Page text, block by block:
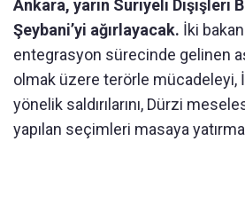
Ankara, yarın Suriyeli Dışişleri
Şeybani’yi ağırlayacak. İki
entegrasyon sürecinde gelinen
olmak üzere terörle mücadeleyi,
yönelik saldırılarını, Dürzi
yapılan seçimleri masaya